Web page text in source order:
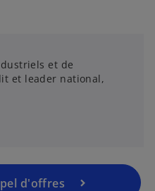
et de
et leader national,
d'offres